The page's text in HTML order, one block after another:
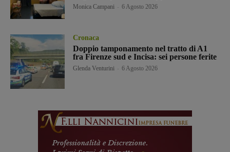
Monica Campani 6 Agosto 2026
Cronaca
Doppio tamponamento nel tratto di A1
fra Firenze sud e Incisa: sei persone ferite
Glenda Venturini 6 Agosto 2026